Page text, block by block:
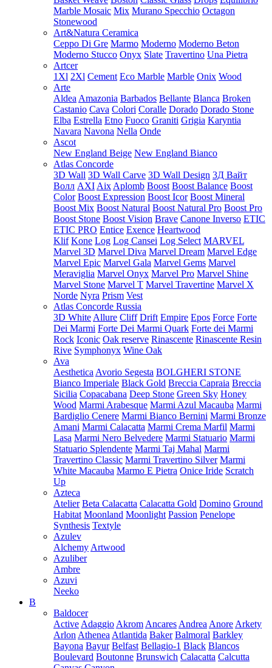
Marble Mosaic Mix Murano Specchio Octagon
Stonewood
Art&Natura Ceramica
Ceppo Di Gre Marmo Moderno Moderno Beton
Moderno Stucco Onyx Slate Travertino Una Pietra
Artcer
1Xl 2Xl Cement Eco Marble Marble Onix Wood
Arte
Aldea Amazonia Barbados Bellante Blanca Broken
Castanio Cava Colori Coralle Dorado Dorado Stone
Elba Estrella Etno Fuoco Graniti Grigia Karyntia
Navara Navona Nella Onde
Ascot
New England Beige New England Bianco
Atlas Concorde
3D Wall 3D Wall Carve 3D Wall Design 3Д Вайт
Волл AXI Aix Aplomb Boost Boost Balance Boost
Color Boost Expression Boost Icor Boost Mineral
Boost Mix Boost Natural Boost Natural Pro Boost Pro
Boost Stone Boost Vision Brave Canone Inverso ETIC
ETIC PRO Entice Exence Heartwood
Klif Kone Log Log Cansei Log Select MARVEL
Marvel 3D Marvel Diva Marvel Dream Marvel Edge
Marvel Epic Marvel Gala Marvel Gems Marvel
Meraviglia Marvel Onyx Marvel Pro Marvel Shine
Marvel Stone Marvel T Marvel Travertine Marvel X
Norde Nyra Prism Vest
Atlas Concorde Russia
3D White Allure Cliff Drift Empire Epos Force Forte
Dei Marmi Forte Dei Marmi Quark Forte dei Marmi
Rock Iconic Oak reserve Rinascente Rinascente Resin
Rive Symphonyx Wine Oak
Ava
Aesthetica Avorio Segesta BOLGHERI STONE
Bianco Imperiale Black Gold Breccia Capraia Breccia
Sicilia Copacabana Deep Stone Green Sky Honey
Wood Marmi Arabesque Marmi Azul Macauba Marmi
Bardiglio Cenere Marmi Bianco Bernini Marmi Bronze
Amani Marmi Calacatta Marmi Crema Marfil Marmi
Lasa Marmi Nero Belvedere Marmi Statuario Marmi
Statuario Splendente Marmi Taj Mahal Marmi
Travertino Classic Marmi Travertino Silver Marmi
White Macauba Marmo E Pietra Onice Iride Scratch
Up
Azteca
Atelier Beta Calacatta Calacatta Gold Domino Ground
Habitat Moonland Moonlight Passion Penelope
Synthesis Textyle
Azulev
Alchemy Artwood
Azuliber
Ambre
Azuvi
Neeko
B
Baldocer
Active Adaggio Akrom Ancares Andrea Anore Arkety
Arlon Athenea Atlantida Baker Balmoral Barkley
Bayona Bayur Belfast Bellagio-1 Black Blancos
Boulevard Boutonne Brunswich Calacatta Calcutta